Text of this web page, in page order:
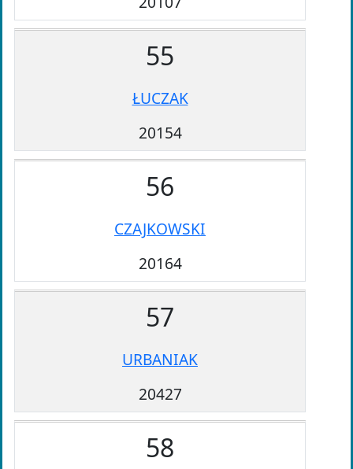
55
ŁUCZAK
20154
56
CZAJKOWSKI
20164
57
URBANIAK
20427
58